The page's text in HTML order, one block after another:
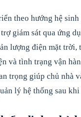
theo hướng hệ
giám sát qua ứng
lượng điện mặt trời,
và tình trạng vận
trọng giúp chủ nhà
lý hệ thống sau